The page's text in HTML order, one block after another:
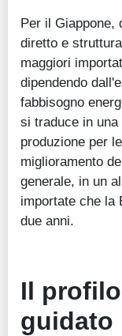
Per il Giappone,
diretto e
maggiori
dipendendo
fabbisogno
si traduce in
produzione per
miglioramento
generale, in un
importate che la
due anni.
Il
guidato